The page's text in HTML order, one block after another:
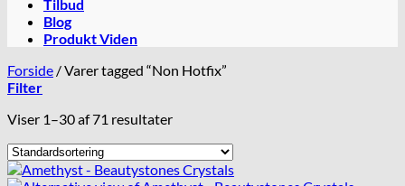
Tilbud
Blog
Produkt Viden
Forside /Varer tagged “Non Hotfix”
Filter
Viser 1–30 af 71 resultater